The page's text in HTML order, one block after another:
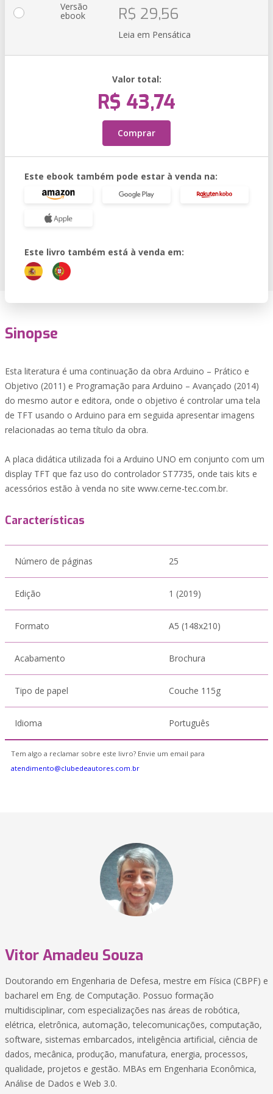
Versão
ebook R$ 29,56
Leia em Pensática
Valor total:
R$ 43,74
Comprar
Este ebook também pode estar à venda na:
Este livro também está à venda em:
Sinopse
Esta literatura é uma continuação da obra Arduino – Prático e
Objetivo (2011) e Programação para Arduino – Avançado (2014)
do mesmo autor e editora, onde o objetivo é controlar uma tela
de TFT usando o Arduino para em seguida apresentar imagens
relacionadas ao tema título da obra.
A placa didática utilizada foi a Arduino UNO em conjunto com um
display TFT que faz uso do controlador ST7735, onde tais kits e
acessórios estão à venda no site www.cerne-tec.com.br.
Características
Número de páginas 25
Edição 1 (2019)
Formato A5 (148x210)
Acabamento Brochura
Tipo de papel Couche 115g
Idioma Português
Tem algo a reclamar sobre este livro? Envie um email para
atendimento@clubedeautores.com.br
Vitor Amadeu Souza
Doutorando em Engenharia de Defesa, mestre em Física (CBPF) e
bacharel em Eng. de Computação. Possuo formação
multidisciplinar, com especializações nas áreas de robótica,
elétrica, eletrônica, automação, telecomunicações, computação,
software, sistemas embarcados, inteligência artificial, ciência de
dados, mecânica, produção, manufatura, energia, processos,
qualidade, projetos e gestão. MBAs em Engenharia Econômica,
Análise de Dados e Web 3.0.